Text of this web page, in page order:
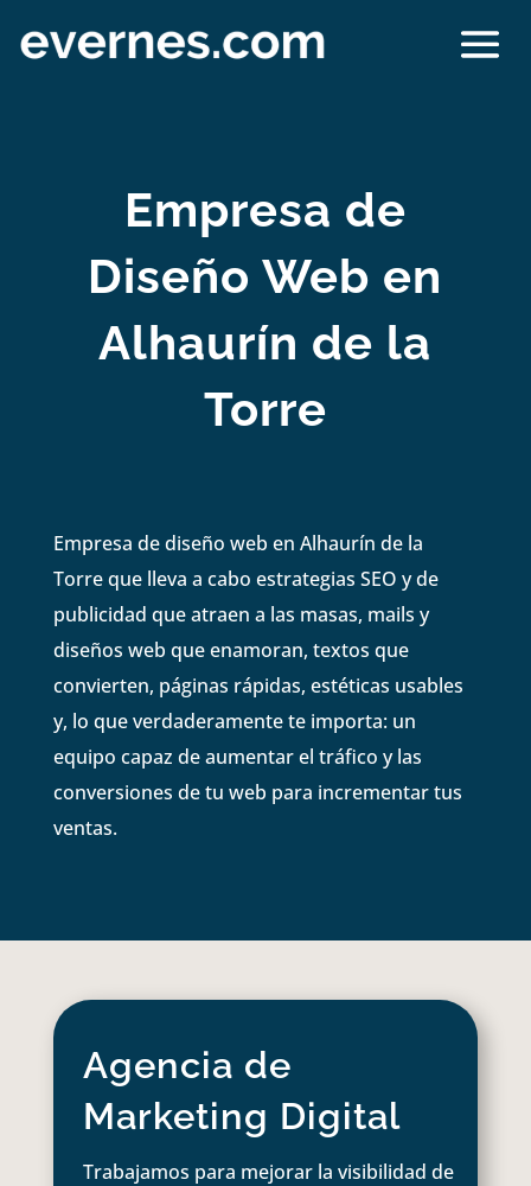
Empresa de
Diseño Web en
Alhaurín de la
Torre
Empresa de diseño web en Alhaurín de la
Torre que lleva a cabo estrategias SEO y de
publicidad que atraen a las masas, mails y
diseños web que enamoran, textos que
convierten, páginas rápidas, estéticas usables
y, lo que verdaderamente te importa: un
equipo capaz de aumentar el tráfico y las
conversiones de tu web para incrementar tus
ventas.
Agencia de
Marketing Digital
Trabajamos para mejorar la visibilidad de